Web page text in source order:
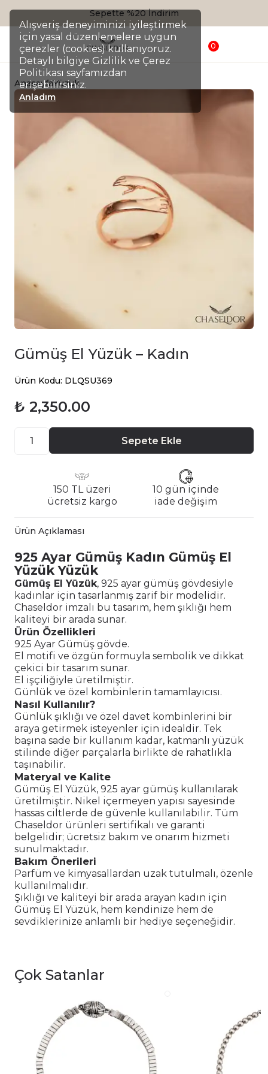
Alışveriş deneyiminizi iyileştirmek
için yasal düzenlemelere uygun
çerezler (cookies) kullanıyoruz.
Detaylı bilgiye Gizlilik ve Çerez
Politikası sayfamızdan
erişebilirsiniz.
Anladım
Sepette %20 İndirim
0
AnasayfaYüzük
Gümüş El Yüzük – Kadın
Ürün Kodu: DLQSU369
₺ 2,350.00
Sepete Ekle
150 TL üzeri
ücretsiz kargo
10 gün içinde
iade değişim
Ürün Açıklaması
925 Ayar Gümüş Kadın Gümüş El
Yüzük Yüzük
Gümüş El Yüzük, 925 ayar gümüş gövdesiyle
kadınlar için tasarlanmış zarif bir modelidir.
Chaseldor imzalı bu tasarım, hem şıklığı hem
kaliteyi bir arada sunar.
Ürün Özellikleri
925 Ayar Gümüş gövde.
El motifi ve özgün formuyla sembolik ve dikkat
çekici bir tasarım sunar.
El işçiliğiyle üretilmiştir.
Günlük ve özel kombinlerin tamamlayıcısı.
Nasıl Kullanılır?
Günlük şıklığı ve özel davet kombinlerini bir
araya getirmek isteyenler için idealdir. Tek
başına sade bir kullanım kadar, katmanlı yüzük
stilinde diğer parçalarla birlikte de rahatlıkla
taşınabilir.
Materyal ve Kalite
Gümüş El Yüzük, 925 ayar gümüş kullanılarak
üretilmiştir. Nikel içermeyen yapısı sayesinde
hassas ciltlerde de güvenle kullanılabilir. Tüm
Chaseldor ürünleri sertifikalı ve garanti
belgelidir; ücretsiz bakım ve onarım hizmeti
sunulmaktadır.
Bakım Önerileri
Parfüm ve kimyasallardan uzak tutulmalı, özenle
kullanılmalıdır.
Şıklığı ve kaliteyi bir arada arayan kadın için
Gümüş El Yüzük, hem kendinize hem de
sevdiklerinize anlamlı bir hediye seçeneğidir.
Çok Satanlar